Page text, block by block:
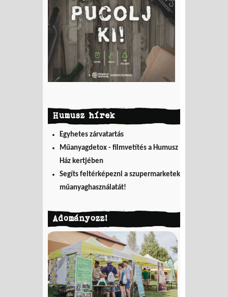
Humusz hírek
Egyhetes zárvatartás
Műanyagdetox - filmvetítés a Humusz
Ház kertjében
Segíts feltérképezni a szupermarketek
műanyaghasználatát!
Adományozz!